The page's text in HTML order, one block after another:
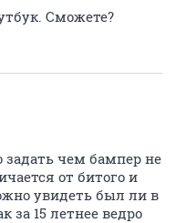
Сможете?
задать чем бампер не
от битого и
увидеть был ли в
за 15 летнее ведро